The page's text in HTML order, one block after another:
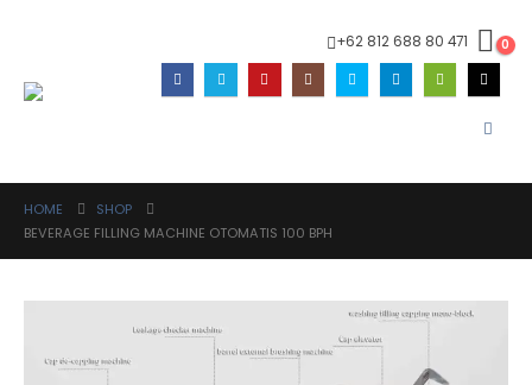
+62 812 688 80 471 0
HOME
SHOP
BEVERAGE FILLING MACHINE OTOMATIS 100 BPH